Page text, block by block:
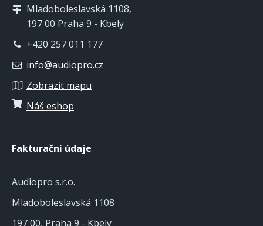
Mladoboleslavská 1108,
197 00 Praha 9 - Kbely
+420 257 011 177
info@audiopro.cz
Zobrazit mapu
Náš eshop
Fakturační údaje
Audiopro s.r.o.
Mladoboleslavská 1108
197 00, Praha 9 - Kbely